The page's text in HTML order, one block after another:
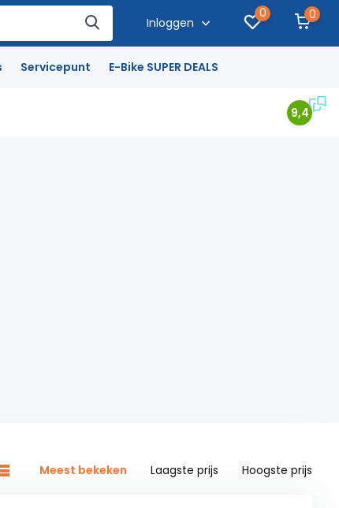
Inloggen
0 0
Servicepunt E-Bike SUPER DEALS
9,4
Meest bekeken Laagste prijs Hoogste prijs